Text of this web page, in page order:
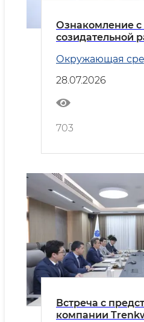
Ознакомление с
созидательной
Окружающая
28.07.2026
703
Встреча с
компании